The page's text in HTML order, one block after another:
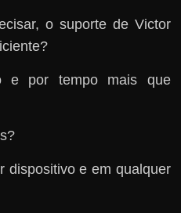
o suporte de Victor
e por tempo mais que
dispositivo e em qualquer